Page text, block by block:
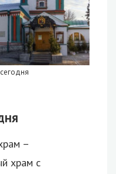
–
храм с